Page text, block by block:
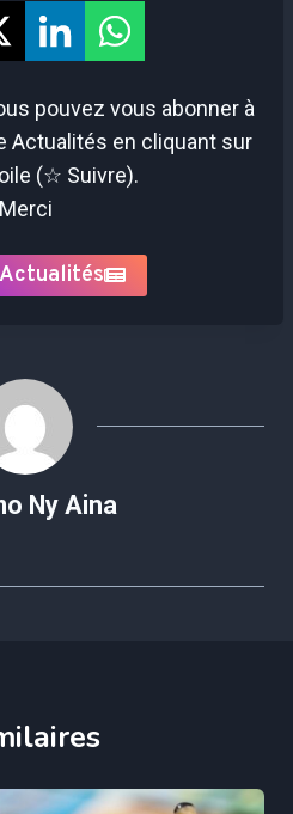
pouvez vous abonner à
Actualités en cliquant sur
(☆ Suivre).
Merci
Ny Aina